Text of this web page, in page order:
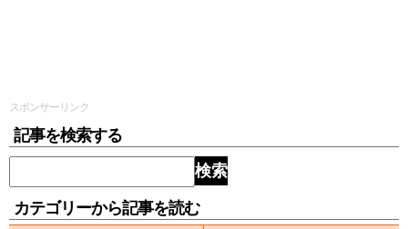
スポンサーリンク
記事を検索する
検索
カテゴリーから記事を読む